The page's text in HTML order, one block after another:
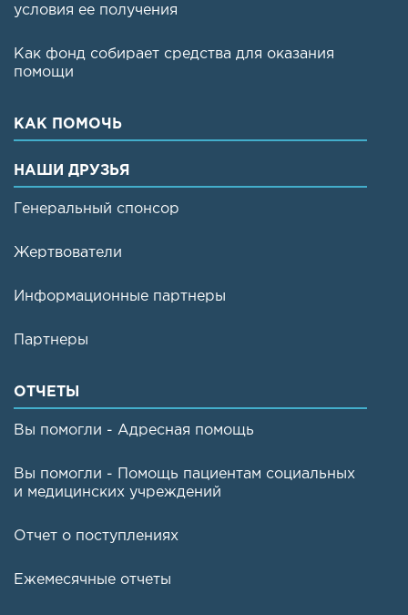
условия ее получения
Как фонд собирает средства для оказания
помощи
КАК ПОМОЧЬ
НАШИ ДРУЗЬЯ
Генеральный спонсор
Жертвователи
Информационные партнеры
Партнеры
ОТЧЕТЫ
Вы помогли - Адресная помощь
Вы помогли - Помощь пациентам социальных
и медицинских учреждений
Отчет о поступлениях
Ежемесячные отчеты